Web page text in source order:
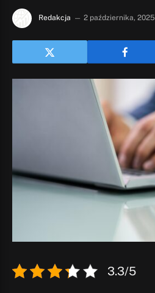
Redakcja 2 października, 2025
3.3/5